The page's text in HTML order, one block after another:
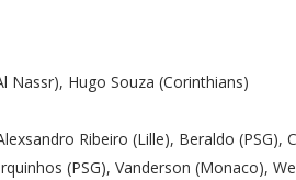
Nassr), Hugo Souza (Corinthians)
Ribeiro (Lille), Beraldo (PSG),
(PSG), Vanderson (Monaco),